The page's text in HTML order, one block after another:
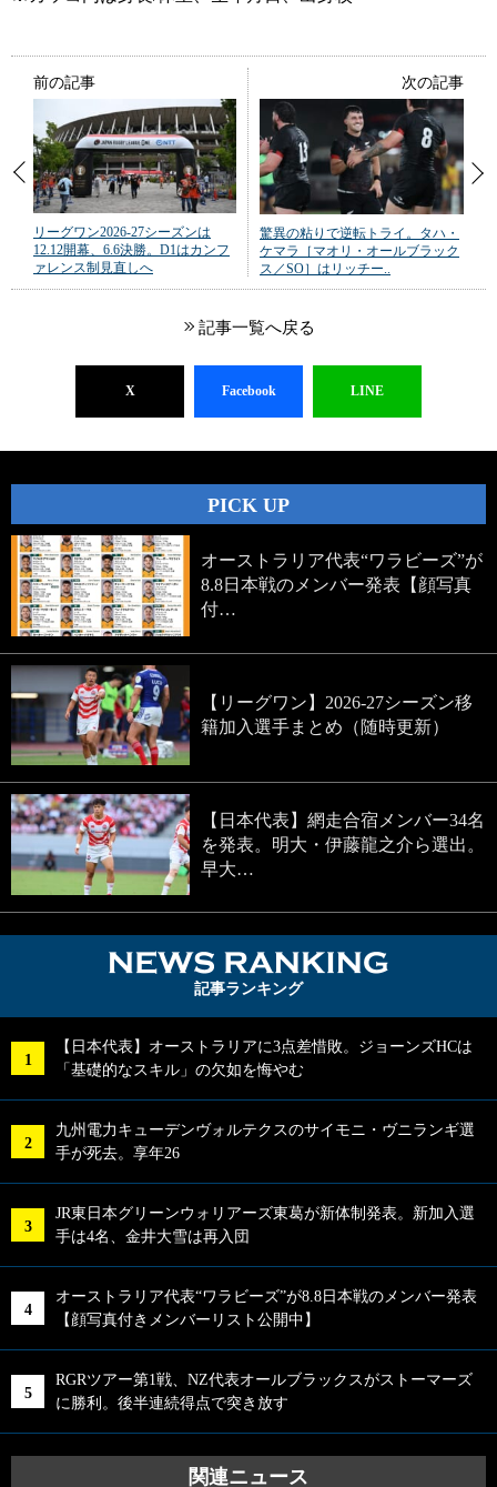
前の記事
リーグワン2026-27シーズンは
12.12開幕、6.6決勝。D1はカンフ
ァレンス制見直しへ
次の記事
驚異の粘りで逆転トライ。タハ・
ケマラ［マオリ・オールブラック
ス／SO］はリッチー..
記事一覧へ戻る
X Facebook LINE
PICK UP
オーストラリア代表“ワラビーズ”が
8.8日本戦のメンバー発表【顔写真
付…
【リーグワン】2026-27シーズン移
籍加入選手まとめ（随時更新）
【日本代表】網走合宿メンバー34名
を発表。明大・伊藤龍之介ら選出。
早大…
記事ランキング
【日本代表】オーストラリアに3点差惜敗。ジョーンズHCは
「基礎的なスキル」の欠如を悔やむ
九州電力キューデンヴォルテクスのサイモニ・ヴニランギ選
手が死去。享年26
JR東日本グリーンウォリアーズ東葛が新体制発表。新加入選
手は4名、金井大雪は再入団
オーストラリア代表“ワラビーズ”が8.8日本戦のメンバー発表
【顔写真付きメンバーリスト公開中】
RGRツアー第1戦、NZ代表オールブラックスがストーマーズ
に勝利。後半連続得点で突き放す
関連ニュース